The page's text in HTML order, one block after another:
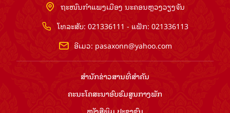
ຖະໜົນກຳແພງເມືອງ ນະຄອນຫຼວງວຽງຈັນ
ໂທລະສັບ: 021336111 - ແຟັກ: 021336113
ອີເມວ: pasaxonn@yahoo.com
ສຳ​ນັກ​ຂ່າວ​ສານ​ທີ່​ສຳ​ຄັນ​
ຄະນະໂຄສະນາອົບຮົມ​ສູນ​ກາງ​ພັກ